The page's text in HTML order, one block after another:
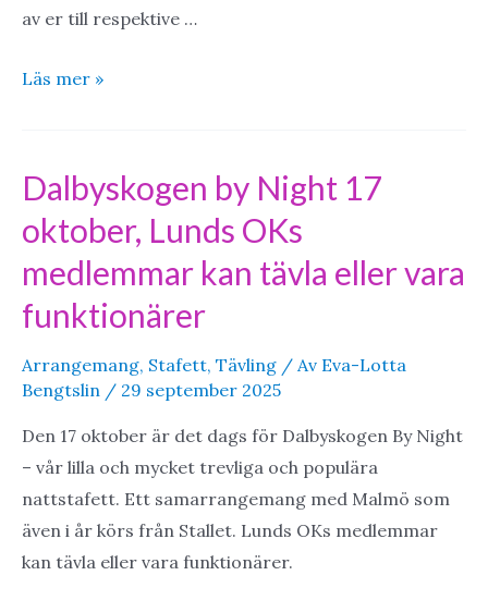
av er till respektive …
Klubbens
Läs mer »
Dalbyskogen by Night 17
oktober, Lunds OKs
medlemmar kan tävla eller vara
funktionärer
Arrangemang, Stafett, Tävling / Av Eva-Lotta
Bengtslin / 29 september 2025
Den 17 oktober är det dags för Dalbyskogen By Night
– vår lilla och mycket trevliga och populära
nattstafett. Ett samarrangemang med Malmö som
även i år körs från Stallet. Lunds OKs medlemmar
kan tävla eller vara funktionärer.